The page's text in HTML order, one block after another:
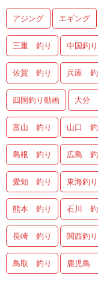
アジング エギング
三重 釣り 中国釣
佐賀 釣り 兵庫 釣
四国釣り動画 大分
富山 釣り 山口 釣
島根 釣り 広島 釣
愛知 釣り 東海釣
熊本 釣り 石川 釣
長崎 釣り 関西釣
鳥取 釣り 鹿児島